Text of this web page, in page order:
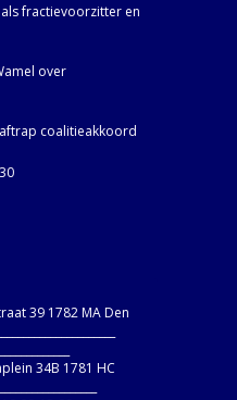
fractievoorzitter en
over
coalitieakkoord
39 1782 MA Den
34B 1781 HC